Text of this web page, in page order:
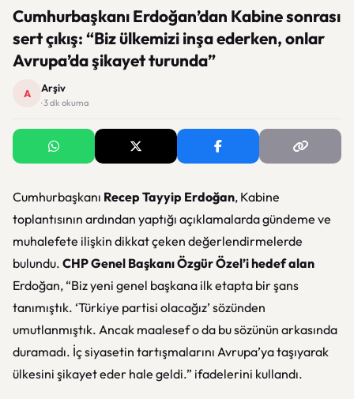
Cumhurbaşkanı Erdoğan’dan Kabine sonrası
sert çıkış: “Biz ülkemizi inşa ederken, onlar
Avrupa’da şikayet turunda”
A Arşiv
· 3 dk okuma
Cumhurbaşkanı Recep Tayyip Erdoğan, Kabine
toplantısının ardından yaptığı açıklamalarda gündeme ve
muhalefete ilişkin dikkat çeken değerlendirmelerde
bulundu. CHP Genel Başkanı Özgür Özel’i hedef alan
Erdoğan, “Biz yeni genel başkana ilk etapta bir şans
tanımıştık. ‘Türkiye partisi olacağız’ sözünden
umutlanmıştık. Ancak maalesef o da bu sözünün arkasında
duramadı. İç siyasetin tartışmalarını Avrupa’ya taşıyarak
ülkesini şikayet eder hale geldi.” ifadelerini kullandı.